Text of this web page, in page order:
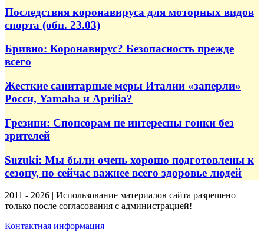
Последствия коронавируса для моторных видов
спорта (обн. 23.03)
Бривио: Коронавирус? Безопасность прежде
всего
Жесткие санитарные меры Италии «заперли»
Росси, Yamaha и Aprilia?
Грезини: Спонсорам не интересны гонки без
зрителей
Suzuki: Мы были очень хорошо подготовлены к
сезону, но сейчас важнее всего здоровье людей
2011 - 2026 | Использование материалов сайта разрешено
только после согласования с администрацией!
Контактная информация